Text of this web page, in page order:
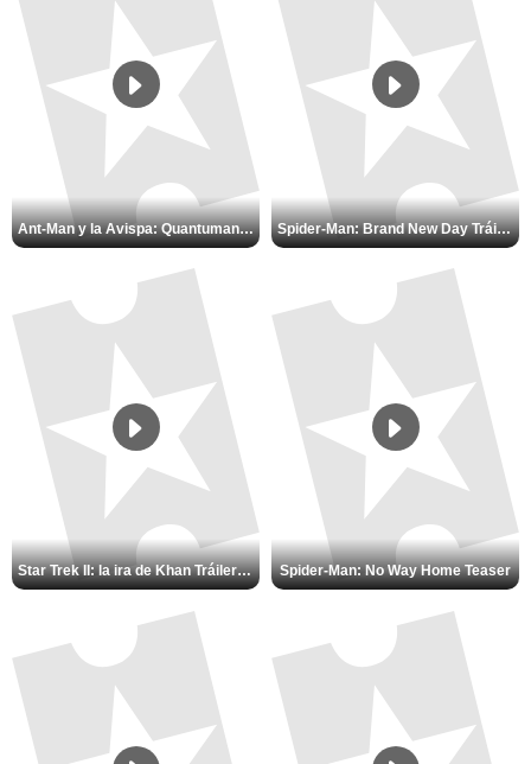
Ant-Man y la Avispa: Quantumanía Tráiler (2) Spider-Man: Brand New Day Tráiler (3)
Star Trek II: la ira de Khan Tráiler VO Spider-Man: No Way Home Teaser